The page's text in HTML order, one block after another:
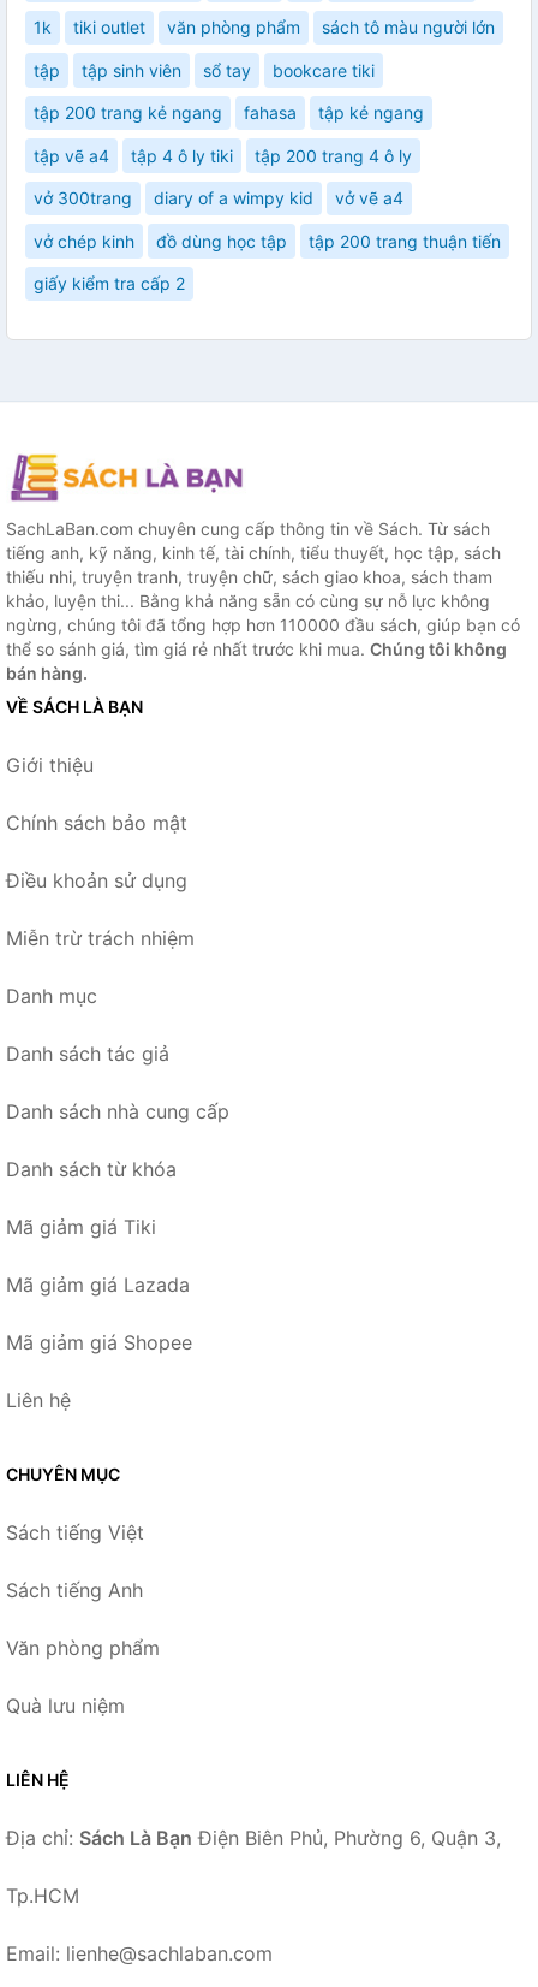
1k tiki outlet văn phòng phẩm sách tô màu người lớn
tập tập sinh viên sổ tay bookcare tiki
tập 200 trang kẻ ngang fahasa tập kẻ ngang
tập vẽ a4 tập 4 ô ly tiki tập 200 trang 4 ô ly
vở 300trang diary of a wimpy kid vở vẽ a4
vở chép kinh đồ dùng học tập tập 200 trang thuận tiến
giấy kiểm tra cấp 2
SachLaBan.com chuyên cung cấp thông tin về Sách. Từ sách
tiếng anh, kỹ năng, kinh tế, tài chính, tiểu thuyết, học tập, sách
thiếu nhi, truyện tranh, truyện chữ, sách giao khoa, sách tham
khảo, luyện thi... Bằng khả năng sẵn có cùng sự nỗ lực không
ngừng, chúng tôi đã tổng hợp hơn 110000 đầu sách, giúp bạn có
thể so sánh giá, tìm giá rẻ nhất trước khi mua. Chúng tôi không
bán hàng.
VỀ SÁCH LÀ BẠN
Giới thiệu
Chính sách bảo mật
Điều khoản sử dụng
Miễn trừ trách nhiệm
Danh mục
Danh sách tác giả
Danh sách nhà cung cấp
Danh sách từ khóa
Mã giảm giá Tiki
Mã giảm giá Lazada
Mã giảm giá Shopee
Liên hệ
CHUYÊN MỤC
Sách tiếng Việt
Sách tiếng Anh
Văn phòng phẩm
Quà lưu niệm
LIÊN HỆ
Địa chỉ: Sách Là Bạn Điện Biên Phủ, Phường 6, Quận 3,
Tp.HCM
Email: lienhe@sachlaban.com